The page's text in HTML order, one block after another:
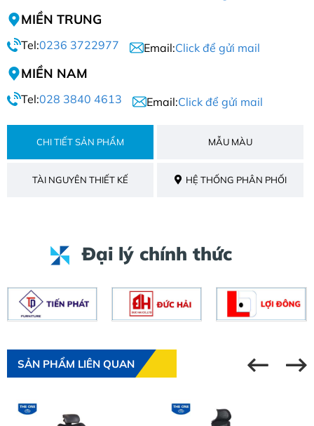
MIỀN TRUNG
Tel:0236 3722977 Email:Click để gửi mail
MIỀN NAM
Tel:028 3840 4613 Email:Click để gửi mail
CHI TIẾT SẢN PHẨM MẪU MÀU
TÀI NGUYÊN THIẾT KẾ HỆ THỐNG PHÂN PHỐI
Đại lý chính thức
SẢN PHẨM LIÊN QUAN